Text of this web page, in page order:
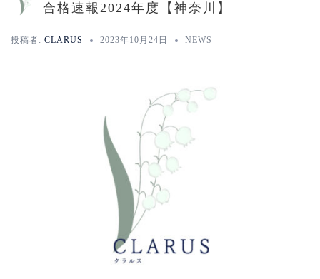
合格速報2024年度【神奈川】
投稿者: CLARUS 2023年10月24日 NEWS